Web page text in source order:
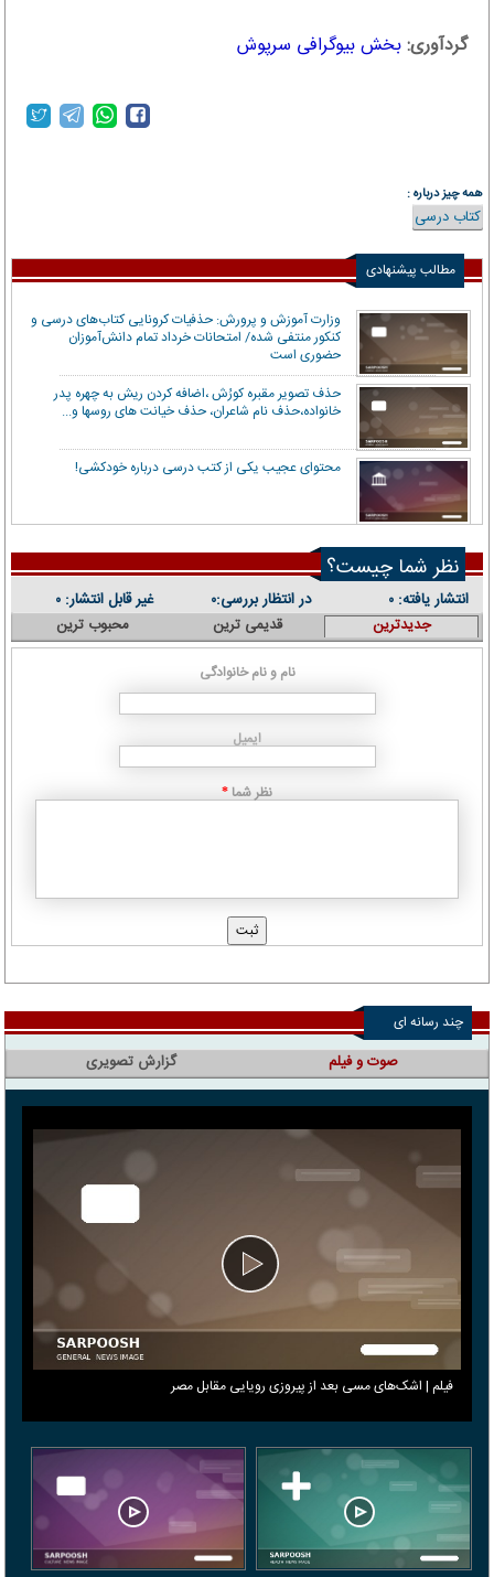
گردآوری:بخش بیوگرافی سرپوش
همه چیز درباره :
کتاب درسی
مطالب پیشنهادی
وزارت آموزش و پرورش: حذفیات کرونایی کتاب‌های درسی و
کنکور منتفی شده/ امتحانات خرداد تمام دانش‌آموزان
حضوری است
حذف تصویر مقبره کورُش ،اضافه کردن ریش به چهره پدر
خانواده،حذف نام شاعران، حذف خیانت های روسها و...
محتوای عجیب یکی از کتب درسی درباره خودکشی!
نظر شما چیست؟
انتشار یافته: ۰ در انتظار بررسی:۰ غیر قابل انتشار: ۰
جدیدترین قدیمی ترین محبوب ترین
نام و نام خانوادگی
ایمیل
نظر شما *
چند رسانه ای
صوت و فیلم
فیلم | اشک‌های مسی بعد از پیروزی رویایی مقابل مصر
گزارش تصویری